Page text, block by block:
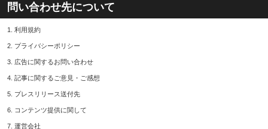
問い合わせ先について
1. 利用規約
2. プライバシーポリシー
3. 広告に関するお問い合わせ
4. 記事に関するご意見・ご感想
5. プレスリリース送付先
6. コンテンツ提供に関して
7. 運営会社